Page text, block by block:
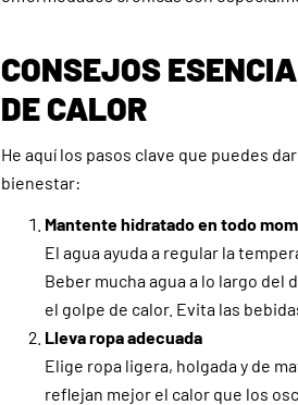
CONSEJOS
DE CALOR
He aquí los pasos clave que puedes
bienestar:
Mantente hidratado en todo
El agua ayuda a regular la
Beber mucha agua a lo largo del
el golpe de calor. Evita las
Lleva ropa adecuada
Elige ropa ligera, holgada y de
reflejan mejor el calor que los